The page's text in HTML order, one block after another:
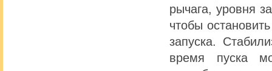
рычага, уровня
чтобы
запуска.
время пуска